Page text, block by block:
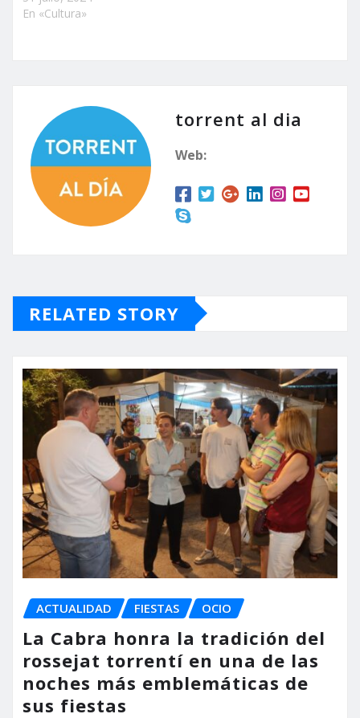
En «Cultura»
torrent al dia
Web:
RELATED STORY
ACTUALIDAD FIESTAS OCIO
La Cabra honra la tradición del
rossejat torrentí en una de las
noches más emblemáticas de
sus fiestas